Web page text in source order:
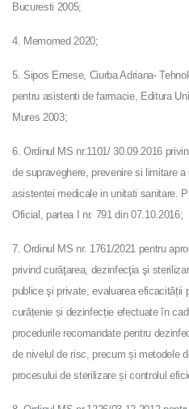
Bucuresti 2005;
4. Memomed 2020;
5. Sipos Emese, Ciurba Adriana-
pentru asistenti de farmacie, Editura
Mures 2003;
6. Ordinul MS nr.1101/ 30.09.2016
de supraveghere, prevenire si limitare
asistentei medicale in unitati sanitare.
Oficial, partea I nr. 791 din 07.10.2016;
7. Ordinul MS nr. 1761/2021 pentru
privind curăţarea, dezinfecţia şi
publice şi private, evaluarea eficacității
curățenie și dezinfecție efectuate în
procedurile recomandate pentru
de nivelul de risc, precum și metodele
procesului de sterilizare și controlul